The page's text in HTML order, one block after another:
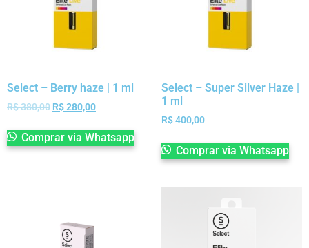
Select – Berry haze | 1 ml
R$380,00 R$280,00
Comprar via Whatsapp
Select – Super Silver Haze |
1 ml
R$400,00
Comprar via Whatsapp